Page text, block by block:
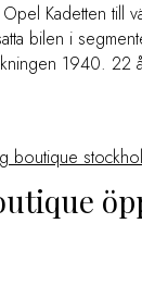
Kadetten till
bilen i
1940. 22